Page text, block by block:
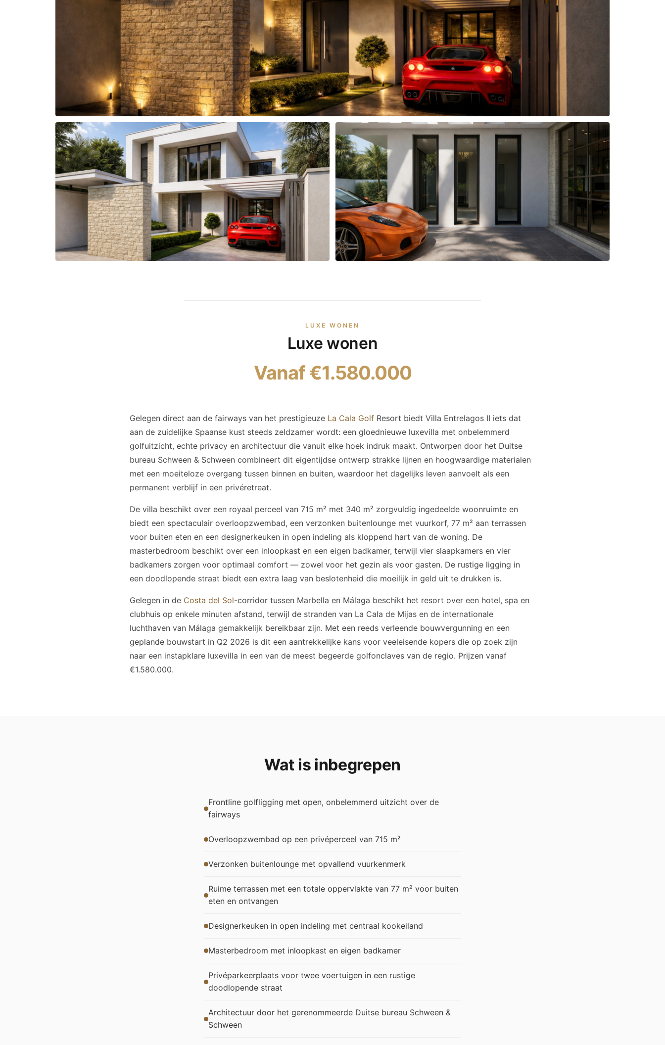
LUXE WONEN
Luxe wonen
Vanaf €1.580.000
Gelegen direct aan de fairways van het prestigieuze La Cala Golf Resort biedt Villa Entrelagos II iets dat
aan de zuidelijke Spaanse kust steeds zeldzamer wordt: een gloednieuwe luxevilla met onbelemmerd
golfuitzicht, echte privacy en architectuur die vanuit elke hoek indruk maakt. Ontworpen door het Duitse
bureau Schween & Schween combineert dit eigentijdse ontwerp strakke lijnen en hoogwaardige materialen
met een moeiteloze overgang tussen binnen en buiten, waardoor het dagelijks leven aanvoelt als een
permanent verblijf in een privéretreat.
De villa beschikt over een royaal perceel van 715 m² met 340 m² zorgvuldig ingedeelde woonruimte en
biedt een spectaculair overloopzwembad, een verzonken buitenlounge met vuurkorf, 77 m² aan terrassen
voor buiten eten en een designerkeuken in open indeling als kloppend hart van de woning. De
masterbedroom beschikt over een inloopkast en een eigen badkamer, terwijl vier slaapkamers en vier
badkamers zorgen voor optimaal comfort — zowel voor het gezin als voor gasten. De rustige ligging in
een doodlopende straat biedt een extra laag van beslotenheid die moeilijk in geld uit te drukken is.
Gelegen in de Costa del Sol-corridor tussen Marbella en Málaga beschikt het resort over een hotel, spa en
clubhuis op enkele minuten afstand, terwijl de stranden van La Cala de Mijas en de internationale
luchthaven van Málaga gemakkelijk bereikbaar zijn. Met een reeds verleende bouwvergunning en een
geplande bouwstart in Q2 2026 is dit een aantrekkelijke kans voor veeleisende kopers die op zoek zijn
naar een instapklare luxevilla in een van de meest begeerde golfonclaves van de regio. Prijzen vanaf
€1.580.000.
Wat is inbegrepen
Frontline golfligging met open, onbelemmerd uitzicht over de
fairways
Overloopzwembad op een privéperceel van 715 m²
Verzonken buitenlounge met opvallend vuurkenmerk
Ruime terrassen met een totale oppervlakte van 77 m² voor buiten
eten en ontvangen
Designerkeuken in open indeling met centraal kookeiland
Masterbedroom met inloopkast en eigen badkamer
Privéparkeerplaats voor twee voertuigen in een rustige
doodlopende straat
Architectuur door het gerenommeerde Duitse bureau Schween &
Schween